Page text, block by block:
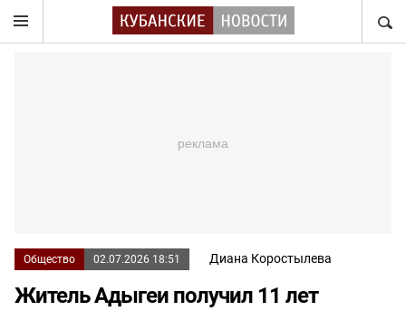
Общество 02.07.2026 18:51 Диана Коростылева
Житель Адыгеи получил 11 лет